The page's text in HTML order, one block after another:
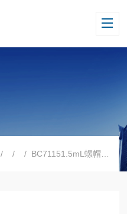
/ / / BC71151.5mL螺帽管（管盖一体）